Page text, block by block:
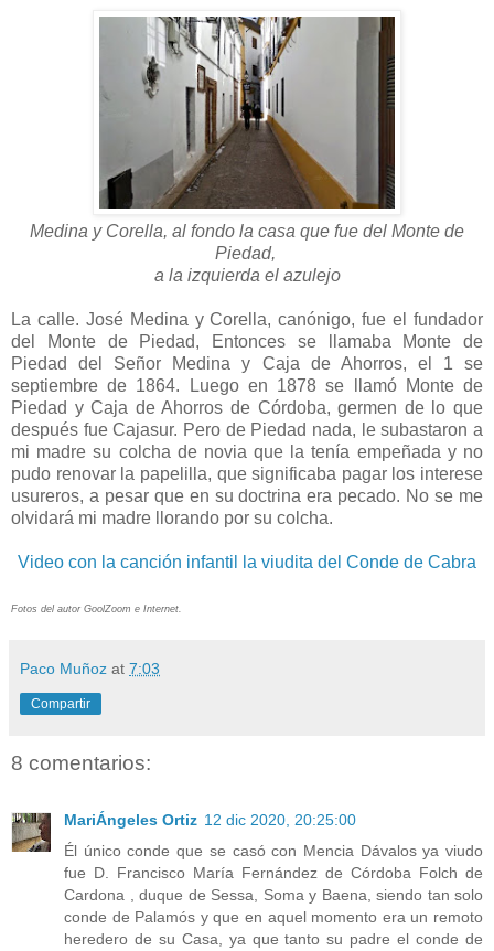
Medina y Corella, al fondo la casa que fue del Monte de
Piedad,
a la izquierda el azulejo
La calle. José Medina y Corella, canónigo, fue el fundador
del Monte de Piedad, Entonces se llamaba Monte de
Piedad del Señor Medina y Caja de Ahorros, el 1 se
septiembre de 1864. Luego en 1878 se llamó Monte de
Piedad y Caja de Ahorros de Córdoba, germen de lo que
después fue Cajasur. Pero de Piedad nada, le subastaron a
mi madre su colcha de novia que la tenía empeñada y no
pudo renovar la papelilla, que significaba pagar los interese
usureros, a pesar que en su doctrina era pecado. No se me
olvidará mi madre llorando por su colcha.
Video con la canción infantil la viudita del Conde de Cabra
Fotos del autor GoolZoom e Internet.
Paco Muñoz at 7:03
Compartir
8 comentarios:
MariÁngeles Ortiz 12 dic 2020, 20:25:00
Él único conde que se casó con Mencia Dávalos ya viudo
fue D. Francisco María Fernández de Córdoba Folch de
Cardona , duque de Sessa, Soma y Baena, siendo tan solo
conde de Palamós y que en aquel momento era un remoto
heredero de su Casa, ya que tanto su padre el conde de